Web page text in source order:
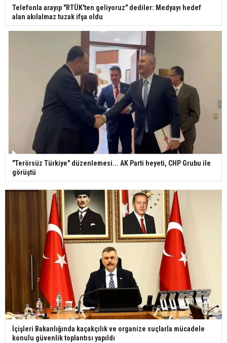
Telefonla arayıp "RTÜK'ten geliyoruz" dediler: Medyayı hedef
alan akılalmaz tuzak ifşa oldu
"Terörsüz Türkiye" düzenlemesi... AK Parti heyeti, CHP Grubu ile
görüştü
İçişleri Bakanlığında kaçakçılık ve organize suçlarla mücadele
konulu güvenlik toplantısı yapıldı